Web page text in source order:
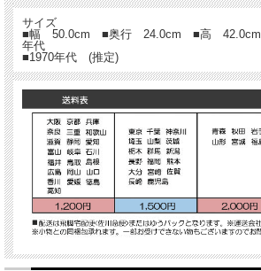
サイズ
■幅 50.0cm ■奥行 24.0cm ■高 42.0cm
年代
■1970年代 (推定)